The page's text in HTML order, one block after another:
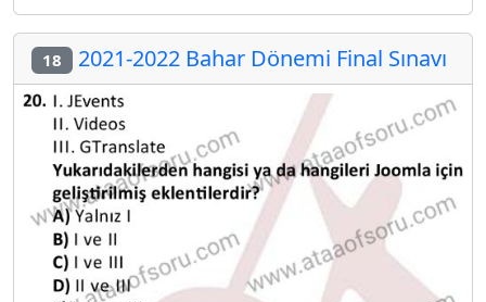
18 2021-2022 Bahar Dönemi Final Sınavı